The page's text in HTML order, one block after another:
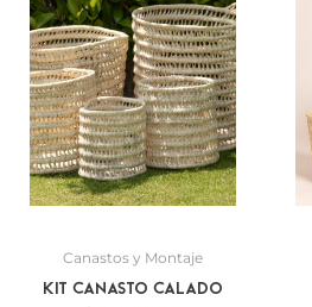
Canastos y Montaje
Kit Canasto Calado